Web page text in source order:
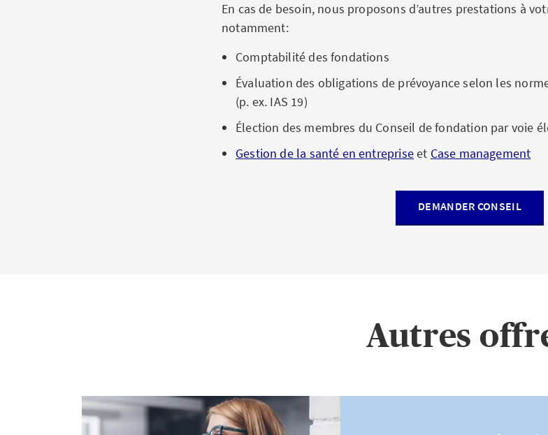
En cas de besoin, nous proposons d’autres prestations à
notamment:
Comptabilité des fondations
Évaluation des obligations de prévoyance selon les
(p. ex. IAS 19)
Élection des membres du Conseil de fondation par voie
Gestion de la santé en entrepriseet Case management
DEMANDER CONSEIL
Autres